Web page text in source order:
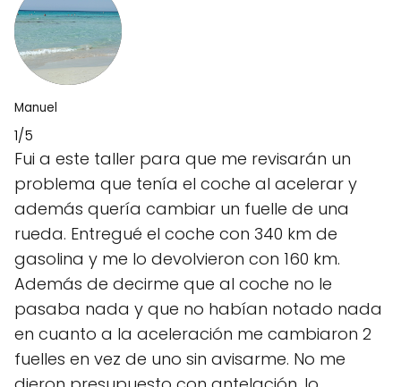
Manuel
1/5
Fui a este taller para que me revisarán un
problema que tenía el coche al acelerar y
además quería cambiar un fuelle de una
rueda. Entregué el coche con 340 km de
gasolina y me lo devolvieron con 160 km.
Además de decirme que al coche no le
pasaba nada y que no habían notado nada
en cuanto a la aceleración me cambiaron 2
fuelles en vez de uno sin avisarme. No me